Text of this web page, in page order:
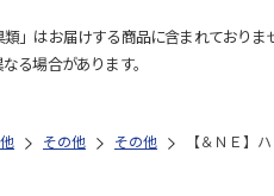
」はお届けする商品に含まれておりま
る場合があります。
その他 その他 【＆ＮＥ